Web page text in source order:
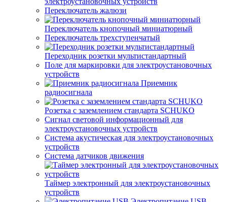
Переключатель жалюзи
Переключатель кнопочный миниатюрный
Переключатель трехступенчатый
Переходник розетки мультистандартный
Поле для маркировки для электроустановочных
устройств
Приемник
радиосигнала
Розетка с заземлением стандарта SCHUKO
Сигнал световой информационный для
электроустановочных устройств
Система акустическая для электроустановочных
устройств
Система датчиков движения
Таймер электронный для электроустановочных
устройств